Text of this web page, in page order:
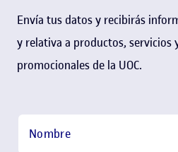
Envía tus datos y recibirás
y relativa a productos, servicios
promocionales de la UOC.
Nombre